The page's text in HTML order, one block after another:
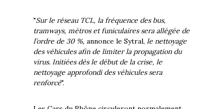
"Sur le réseau TCL, la fréquence des bus,
tramways, métros et funiculaires sera allégée de
l’ordre de 30 %, annonce le Sytral, le nettoyage
des véhicules afin de limiter la propagation du
virus. Initiées dès le début de la crise, le
nettoyage approfondi des véhicules sera
renforcé".